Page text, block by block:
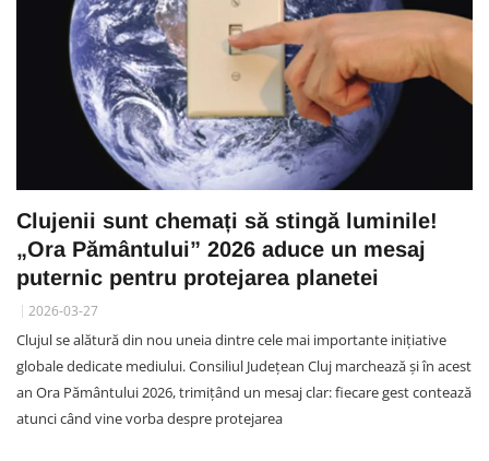
Clujenii sunt chemați să stingă luminile!
„Ora Pământului” 2026 aduce un mesaj
puternic pentru protejarea planetei
2026-03-27
Clujul se alătură din nou uneia dintre cele mai importante inițiative
globale dedicate mediului. Consiliul Județean Cluj marchează și în acest
an Ora Pământului 2026, trimițând un mesaj clar: fiecare gest contează
atunci când vine vorba despre protejarea